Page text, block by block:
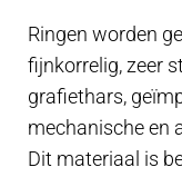
53/62
mm.
aantal
Ringen worden
fijnkorrelig, zeer
grafiethars,
mechanische en
Dit materiaal is